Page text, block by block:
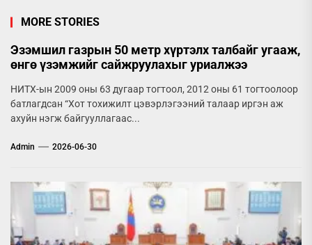
MORE STORIES
Эзэмшил газрын 50 метр хүртэлх талбайг угааж,
өнгө үзэмжийг сайжруулахыг уриалжээ
НИТХ-ын 2009 оны 63 дугаар тогтоол, 2012 оны 61 тогтоолоор
батлагдсан “Хот тохижилт цэвэрлэгээний талаар иргэн аж
ахуйн нэгж байгууллагаас...
Admin 2026-06-30